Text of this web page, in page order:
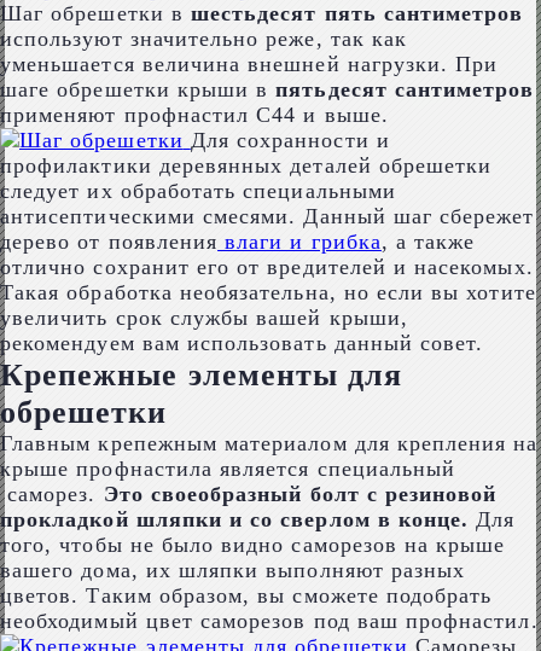
Шаг обрешетки в шестьдесят пять сантиметров
используют значительно реже, так как
уменьшается величина внешней нагрузки. При
шаге обрешетки крыши впятьдесят сантиметров
применяют профнастил С44 и выше.
Для сохранности и
профилактики деревянных деталей обрешетки
следует их обработать специальными
антисептическими смесями. Данный шаг сбережет
дерево от появления влаги и грибка, а также
отлично сохранит его от вредителей и насекомых.
Такая обработка необязательна, но если вы хотите
увеличить срок службы вашей крыши,
рекомендуем вам использовать данный совет.
Крепежные элементы для
обрешетки
Главным крепежным материалом для крепления на
крыше профнастила является специальный
саморез. Это своеобразный болт с резиновой
прокладкой шляпки и со сверлом в конце. Для
того, чтобы не было видно саморезов на крыше
вашего дома, их шляпки выполняют разных
цветов. Таким образом, вы сможете подобрать
необходимый цвет саморезов под ваш профнастил.
Саморезы